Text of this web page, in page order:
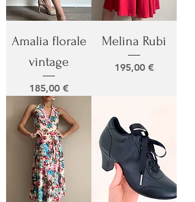
Amalia florale
vintage
Prix
185,00 €
Melina Rubi
Prix
195,00 €